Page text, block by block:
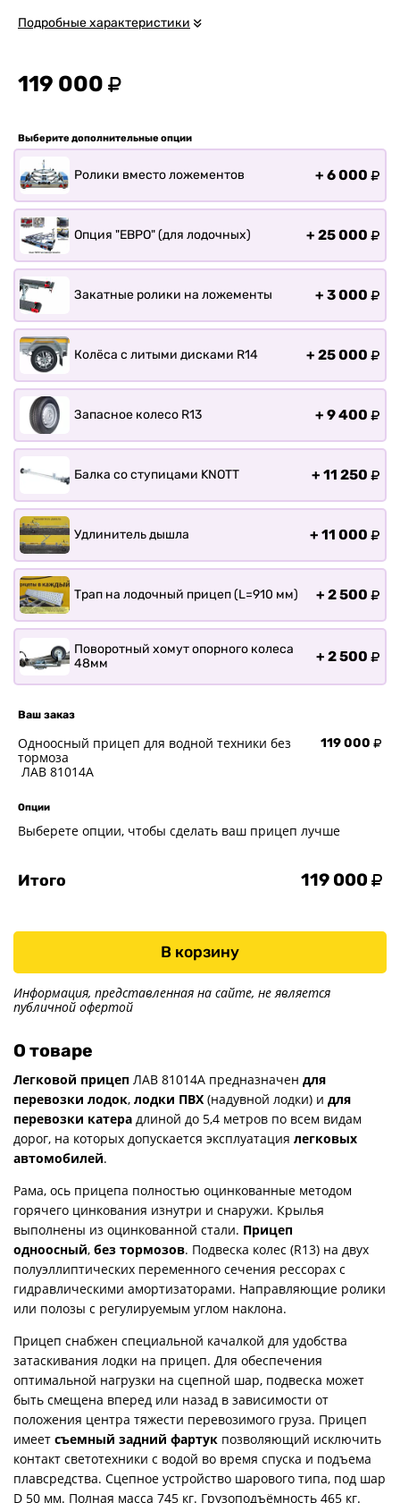
Прицепы для перевозки
байдарок, каноэ, САП
Запчасти
Хоз. товары
Контакты
Тюнинг прицепов
Получить прицеп
Статьи
Подробные характеристики
119 000
Выберите дополнительные опции
Ролики вместо ложементов + 6 000
Опция "ЕВРО" (для лодочных) + 25 000
Закатные ролики на ложементы + 3 000
Колёса с литыми дисками R14 + 25 000
Запасное колесо R13 + 9 400
Балка со ступицами KNOTT + 11 250
Удлинитель дышла + 11 000
Трап на лодочный прицеп (L=910 мм) + 2 500
Поворотный хомут опорного колеса
48мм
+ 2 500
Ваш заказ
Одноосный прицеп для водной техники без
тормоза
ЛАВ 81014A
119 000
Опции
Выберете опции, чтобы сделать ваш прицеп лучше
Итого 119 000
В корзину
Информация, представленная на сайте, не является
публичной офертой
О товаре
Легковой прицеп ЛАВ 81014А предназначен для
перевозки лодок, лодки ПВХ (надувной лодки) и для
перевозки катера длиной до 5,4 метров по всем видам
дорог, на которых допускается эксплуатация легковых
автомобилей.
Рама, ось прицепа полностью оцинкованные методом
горячего цинкования изнутри и снаружи. Крылья
выполнены из оцинкованной стали. Прицеп
одноосный, без тормозов. Подвеска колес (R13) на двух
полуэллиптических переменного сечения рессорах с
гидравлическими амортизаторами. Направляющие ролики
или полозы с регулируемым углом наклона.
Прицеп снабжен специальной качалкой для удобства
затаскивания лодки на прицеп. Для обеспечения
оптимальной нагрузки на сцепной шар, подвеска может
быть смещена вперед или назад в зависимости от
положения центра тяжести перевозимого груза. Прицеп
имеет съемный задний фартук позволяющий исключить
контакт светотехники с водой во время спуска и подъема
плавсредства. Сцепное устройство шарового типа, под шар
D 50 мм. Полная масса 745 кг. Грузоподъёмность 465 кг.